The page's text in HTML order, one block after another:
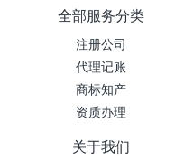
全部服务分类
注册公司
代理记账
商标知产
资质办理
关于我们